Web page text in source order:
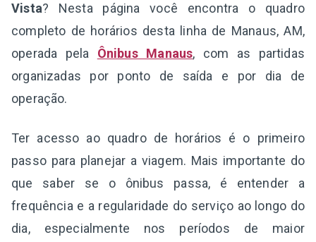
Vista? Nesta página você encontra o quadro
completo de horários desta linha de Manaus, AM,
operada pela Ônibus Manaus, com as partidas
organizadas por ponto de saída e por dia de
operação.
Ter acesso ao quadro de horários é o primeiro
passo para planejar a viagem. Mais importante do
que saber se o ônibus passa, é entender a
frequência e a regularidade do serviço ao longo do
dia, especialmente nos períodos de maior